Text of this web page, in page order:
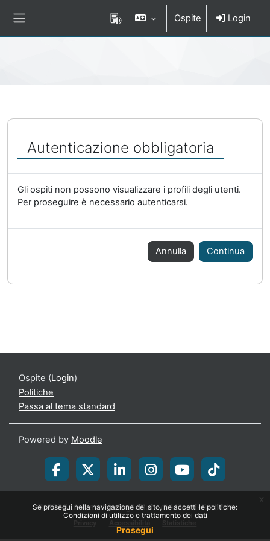
Se prosegui nella navigazione del sito, ne accetti le politiche:
Condizioni di utilizzo e trattamento dei dati
Prosegui
x
Ospite Login
Autenticazione obbligatoria
Gli ospiti non possono visualizzare i profili degli utenti.
Per proseguire è necessario autenticarsi.
Annulla Continua
Ospite (Login)
Politiche
Passa al tema standard
Powered by Moodle
© 2026 Università degli Studi di Milano-Bicocca